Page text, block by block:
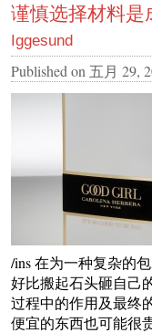
INS MAIN WEBSITE
ABOUT US
谨慎选择材料是
Iggesund
Published on 五月 29,
/ins 在为一种复杂的
好比搬起石头砸自己
过程中的作用及最终
便宜的东西也可能很